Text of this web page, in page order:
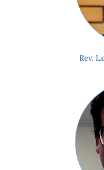
Rev.